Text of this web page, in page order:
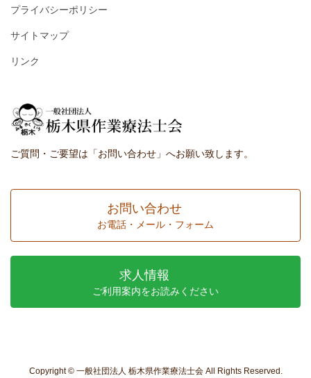
プライバシーポリシー
サイトマップ
リンク
ご質問・ご要望は「お問い合わせ」へお願い致します。
お問い合わせ
お電話・メール・フォーム
求人情報
ご利用案内をお読みください
Copyright © 一般社団法人 栃木県作業療法士会 All Rights Reserved.